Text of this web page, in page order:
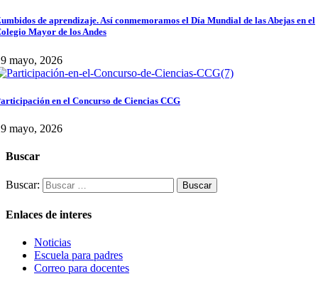
de aprendizaje. Así conmemoramos el Día Mundial de las Abejas en el
Mayor de los Andes
mayo, 2026
en el Concurso de Ciencias CCG
mayo, 2026
Buscar
Buscar:
Enlaces de interes
Noticias
Escuela para padres
Correo para docentes